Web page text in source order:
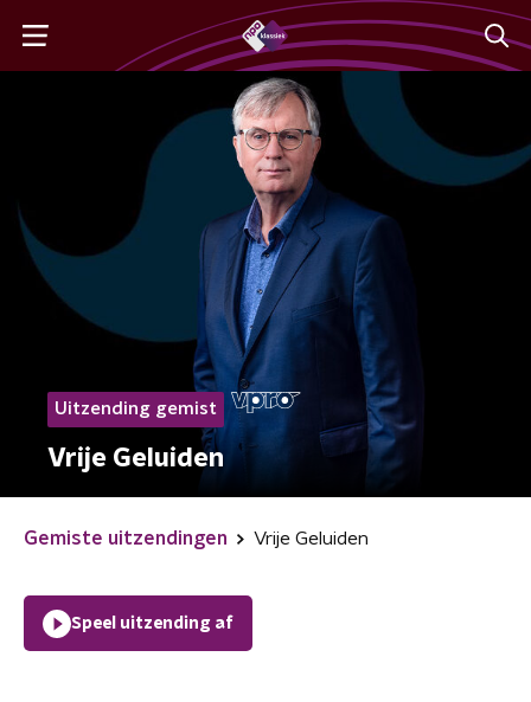
Uitzending gemist
Vrije Geluiden
Gemiste uitzendingen Vrije Geluiden
Speel uitzending af